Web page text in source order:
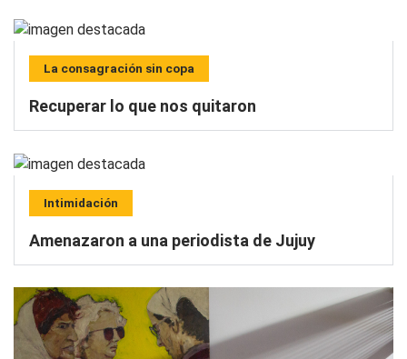
La consagración sin copa
Recuperar lo que nos quitaron
Intimidación
Amenazaron a una periodista de Jujuy